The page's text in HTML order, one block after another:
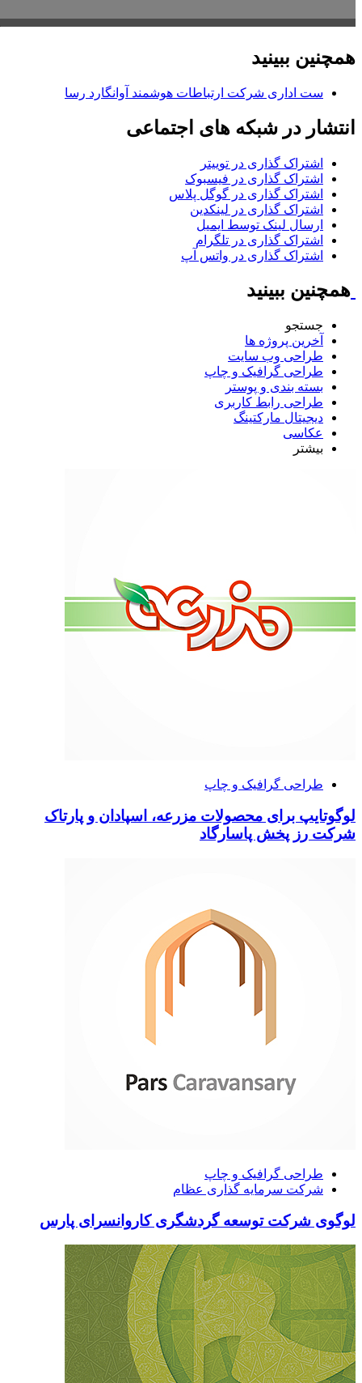
همچنین ببینید
ست اداری شرکت ارتباطات هوشمند آوانگارد رسا
انتشار در شبکه های اجتماعی
اشتراک گذاری در توییتر
اشتراک گذاری در فیسبوک
اشتراک گذاری در گوگل پلاس
اشتراک گذاری در لینکدین
ارسال لینک توسط ایمیل
اشتراک گذاری در تلگرام
اشتراک گذاری در واتس آپ
همچنین ببینید
جستجو
آخرین پروژه ها
طراحی وب سایت
طراحی گرافیک و چاپ
بسته بندی و پوستر
طراحی رابط کاربری
دیجیتال مارکتینگ
عکاسی
بیشتر
طراحی گرافیک و چاپ
لوگوتایپ برای محصولات مزرعه، اسپادان و پارتاک
شرکت رز پخش پاسارگاد
طراحی گرافیک و چاپ
شرکت سرمایه گذاری عظام
لوگوی شرکت توسعه گردشگری کاروانسرای پارس